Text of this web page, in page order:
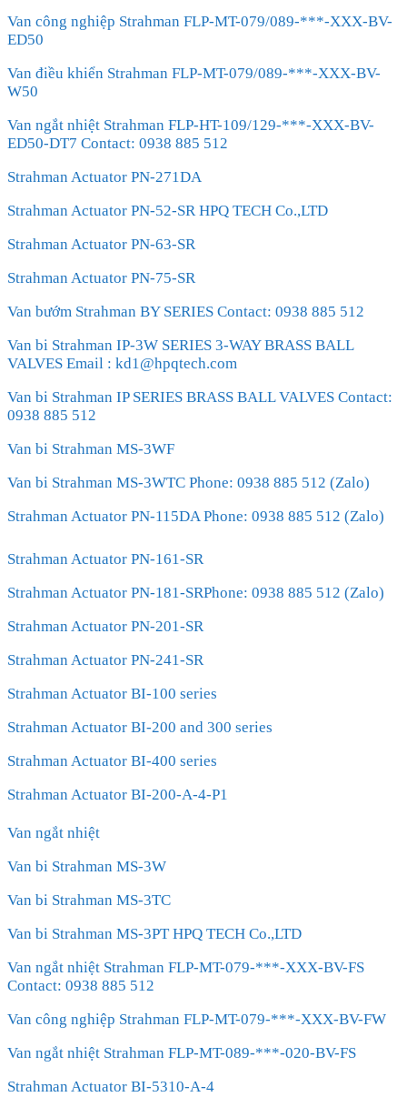
Van công nghiệp Strahman FLP-MT-079/089-***-XXX-BV-
ED50
Van điều khiển Strahman FLP-MT-079/089-***-XXX-BV-
W50
Van ngắt nhiệt Strahman FLP-HT-109/129-***-XXX-BV-
ED50-DT7 Contact: 0938 885 512
Strahman Actuator PN-271DA
Strahman Actuator PN-52-SR HPQ TECH Co.,LTD
Strahman Actuator PN-63-SR
Strahman Actuator PN-75-SR
Van bướm Strahman BY SERIES Contact: 0938 885 512
Van bi Strahman IP-3W SERIES 3-WAY BRASS BALL
VALVES Email : kd1@hpqtech.com
Van bi Strahman IP SERIES BRASS BALL VALVES Contact:
0938 885 512
Van bi Strahman MS-3WF
Van bi Strahman MS-3WTC Phone: 0938 885 512 (Zalo)
Strahman Actuator PN-115DA Phone: 0938 885 512 (Zalo)
Strahman Actuator PN-161-SR
Strahman Actuator PN-181-SRPhone: 0938 885 512 (Zalo)
Strahman Actuator PN-201-SR
Strahman Actuator PN-241-SR
Strahman Actuator BI-100 series
Strahman Actuator BI-200 and 300 series
Strahman Actuator BI-400 series
Strahman Actuator BI-200-A-4-P1
Van ngắt nhiệt
Van bi Strahman MS-3W
Van bi Strahman MS-3TC
Van bi Strahman MS-3PT HPQ TECH Co.,LTD
Van ngắt nhiệt Strahman FLP-MT-079-***-XXX-BV-FS
Contact: 0938 885 512
Van công nghiệp Strahman FLP-MT-079-***-XXX-BV-FW
Van ngắt nhiệt Strahman FLP-MT-089-***-020-BV-FS
Strahman Actuator BI-5310-A-4